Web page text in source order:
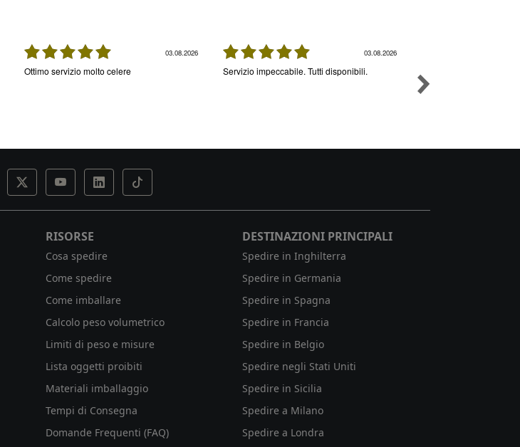
03.08.2026
Ottimo servizio molto celere
03.08.2026
Servizio impeccabile. Tutti disponibili.
RISORSE
Cosa spedire
Come spedire
Come imballare
Calcolo peso volumetrico
Limiti di peso e misure
Lista oggetti proibiti
Materiali imballaggio
Tempi di Consegna
Domande Frequenti (FAQ)
DESTINAZIONI PRINCIPALI
Spedire in Inghilterra
Spedire in Germania
Spedire in Spagna
Spedire in Francia
Spedire in Belgio
Spedire negli Stati Uniti
Spedire in Sicilia
Spedire a Milano
Spedire a Londra